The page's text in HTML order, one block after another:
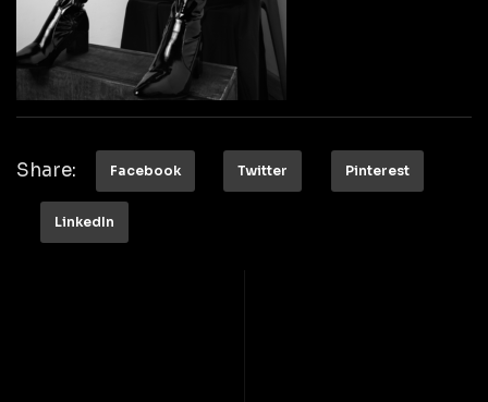
Share: Facebook Twitter Pinterest
LinkedIn